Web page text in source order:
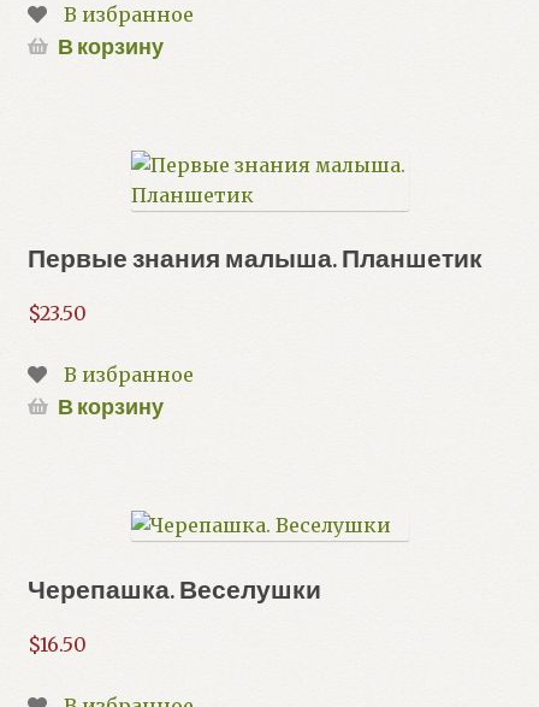
В избранное
В корзину
Первые знания малыша. Планшетик
$23.50
В избранное
В корзину
Черепашка. Веселушки
$16.50